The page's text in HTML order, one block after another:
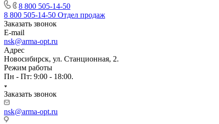
8 800 505-14-50
8 800 505-14-50 Отдел продаж
Заказать звонок
E-mail
nsk@arma-opt.ru
Адрес
Новосибирск, ул. Станционная, 2.
Режим работы
Пн - Пт: 9:00 - 18:00.
Заказать звонок
nsk@arma-opt.ru